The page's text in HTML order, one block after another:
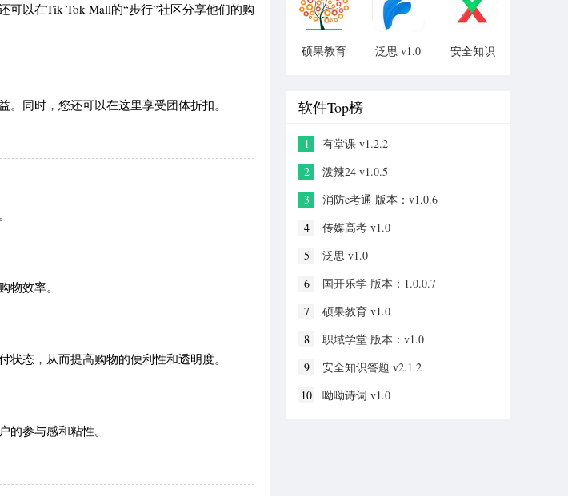
可以在Tik Tok Mall的“步行”社区分享他们的购
同时，您还可以在这里享受团体折扣。
效率。
态，从而提高购物的便利性和透明度。
参与感和粘性。
硕果教育
泛思 v1.0
安全知识
软件Top榜
1
有堂课 v1.2.2
2
泼辣24 v1.0.5
3
消防e考通 版本：v1.0.6
4
传媒高考 v1.0
5
泛思 v1.0
6
国开乐学 版本：1.0.0.7
7
硕果教育 v1.0
8
职域学堂 版本：v1.0
9
安全知识答题 v2.1.2
10
呦呦诗词 v1.0